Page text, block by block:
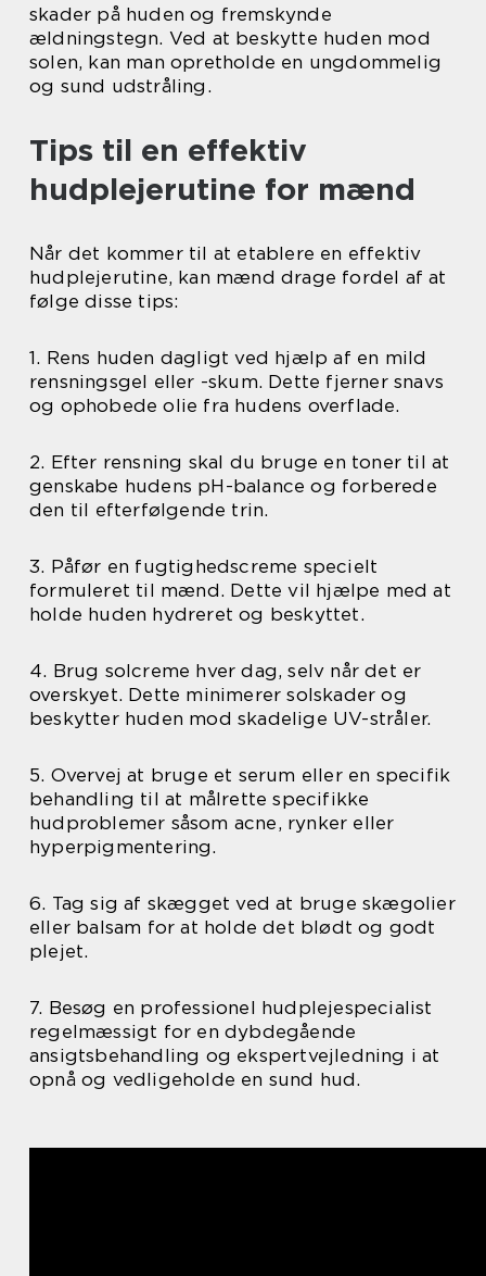
skader på huden og fremskynde
ældningstegn. Ved at beskytte huden mod
solen, kan man opretholde en ungdommelig
og sund udstråling.
Tips til en effektiv
hudplejerutine for mænd
Når det kommer til at etablere en effektiv
hudplejerutine, kan mænd drage fordel af at
følge disse tips:
1. Rens huden dagligt ved hjælp af en mild
rensningsgel eller -skum. Dette fjerner snavs
og ophobede olie fra hudens overflade.
2. Efter rensning skal du bruge en toner til at
genskabe hudens pH-balance og forberede
den til efterfølgende trin.
3. Påfør en fugtighedscreme specielt
formuleret til mænd. Dette vil hjælpe med at
holde huden hydreret og beskyttet.
4. Brug solcreme hver dag, selv når det er
overskyet. Dette minimerer solskader og
beskytter huden mod skadelige UV-stråler.
5. Overvej at bruge et serum eller en specifik
behandling til at målrette specifikke
hudproblemer såsom acne, rynker eller
hyperpigmentering.
6. Tag sig af skægget ved at bruge skægolier
eller balsam for at holde det blødt og godt
plejet.
7. Besøg en professionel hudplejespecialist
regelmæssigt for en dybdegående
ansigtsbehandling og ekspertvejledning i at
opnå og vedligeholde en sund hud.